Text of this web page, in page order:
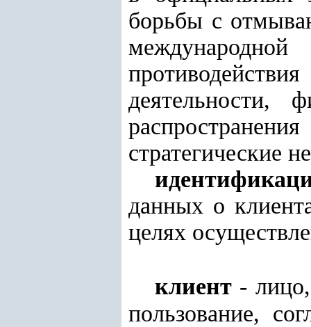
борьбы с
деятельности,
стратегические
данных о
целях
клиент -
пользование,